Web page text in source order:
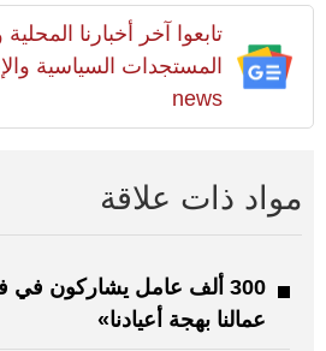
تابعوا آخر أخبارنا
news
مواد ذات علاقة
300 ألف عامل يشاركون في
عمالنا بهجة أعيادنا»